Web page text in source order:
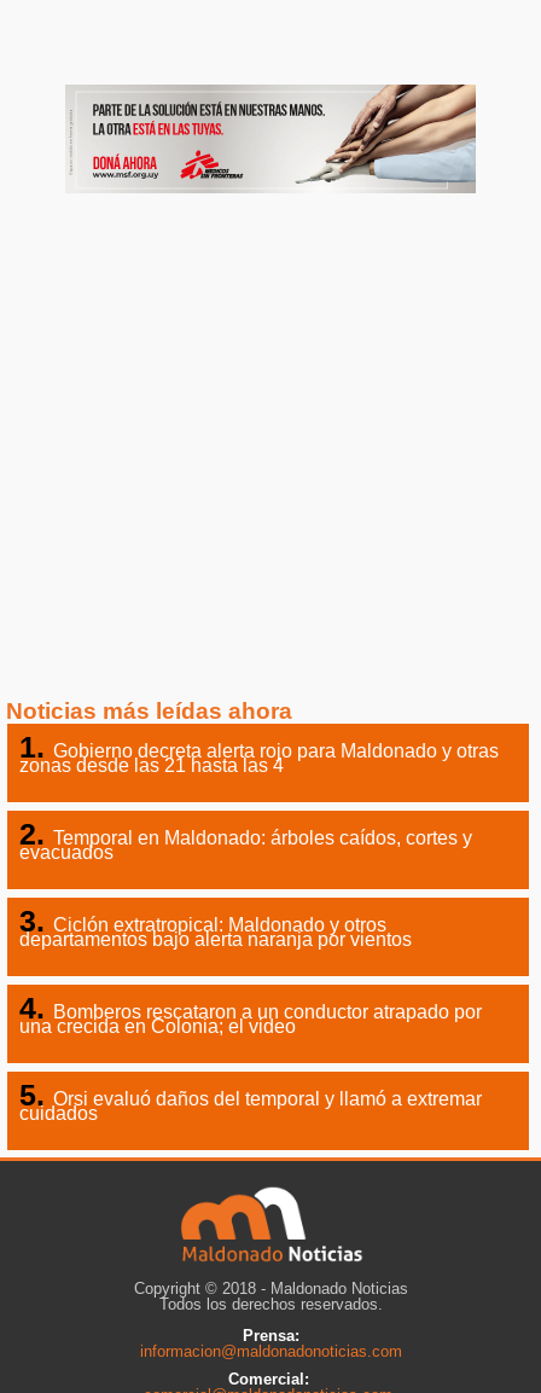
Noticias más leídas ahora
Gobierno decreta alerta rojo para Maldonado y otras
zonas desde las 21 hasta las 4
Temporal en Maldonado: árboles caídos, cortes y
evacuados
Ciclón extratropical: Maldonado y otros
departamentos bajo alerta naranja por vientos
Bomberos rescataron a un conductor atrapado por
una crecida en Colonia; el video
Orsi evaluó daños del temporal y llamó a extremar
cuidados
Copyright © 2018 - Maldonado Noticias
Todos los derechos reservados.
Prensa:
informacion@maldonadonoticias.com
Comercial: